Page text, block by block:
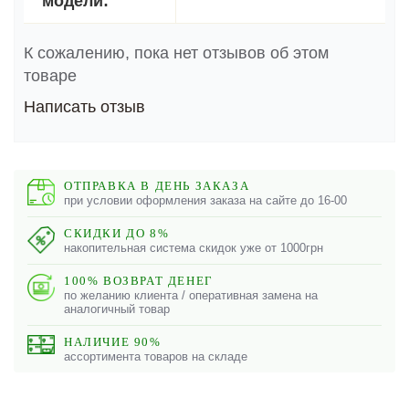
К сожалению, пока нет отзывов об этом
товаре
Написать отзыв
ОТПРАВКА В ДЕНЬ ЗАКАЗА
при условии оформления заказа на сайте до 16-00
СКИДКИ ДО 8%
накопительная система скидок уже от 1000грн
100% ВОЗВРАТ ДЕНЕГ
по желанию клиента / оперативная замена на
аналогичный товар
НАЛИЧИЕ 90%
ассортимента товаров на складе